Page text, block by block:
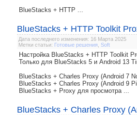
BlueStacks + HTTP ...
BlueStacks + HTTP Toolkit
Дата последнего изменения: 16 Марта 2025
Метки статьи: Готовые решения Soft
Настройка BlueStacks + HTTP Toolkit
Только для BlueStacks 5 и Android 13
BlueStacks + Charles Proxy (Android 7
BlueStacks + Charles Proxy (Android 9
BlueStacks + Proxy для просмотра ...
BlueStacks + Charles Proxy